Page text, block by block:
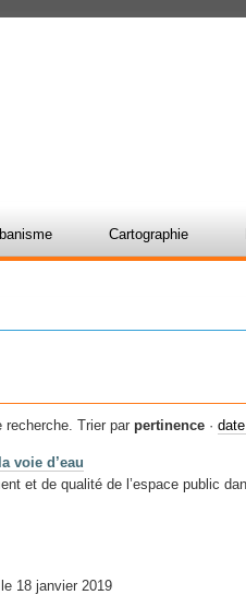
Cartographie
Trier par pertinence ·
voie d’eau
et de qualité de l’espace public
18 janvier 2019